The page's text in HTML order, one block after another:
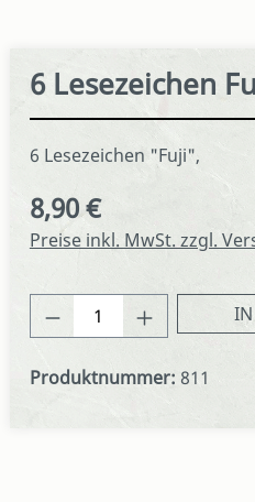
6 Lesezeichen
6 Lesezeichen "Fuji",
Regulärer Preis:
8,90 €
Preise inkl. MwSt. zzgl.
Produkt Anzahl:
Produktnummer: 811